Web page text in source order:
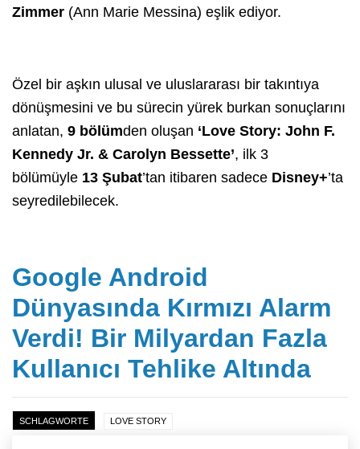
Zimmer (Ann Marie Messina) eşlik ediyor.
Özel bir aşkın ulusal ve uluslararası bir takıntıya
dönüşmesini ve bu sürecin yürek burkan sonuçlarını
anlatan, 9 bölümden oluşan ‘Love Story: John F.
Kennedy Jr. & Carolyn Bessette’, ilk 3
bölümüyle 13 Şubat’tan itibaren sadece Disney+’ta
seyredilebilecek.
Google Android
Dünyasında Kırmızı Alarm
Verdi! Bir Milyardan Fazla
Kullanıcı Tehlike Altında
SCHLAGWORTE LOVE STORY